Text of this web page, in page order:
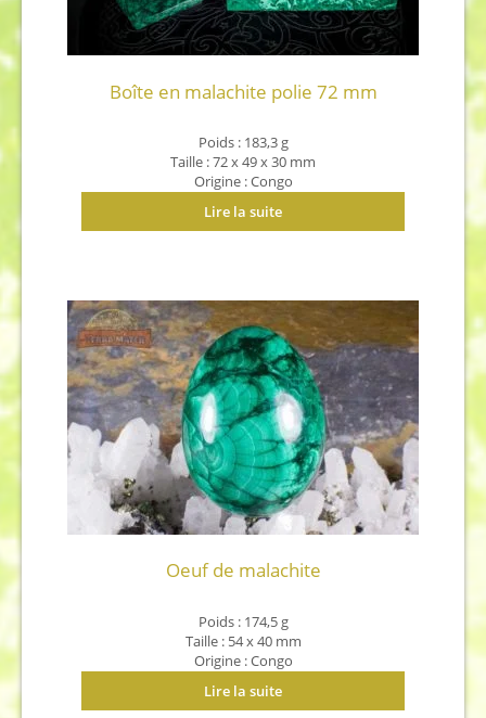
Boîte en malachite polie 72 mm
Poids : 183,3 g
Taille : 72 x 49 x 30 mm
Origine : Congo
Lire la suite
Oeuf de malachite
Poids : 174,5 g
Taille : 54 x 40 mm
Origine : Congo
Lire la suite